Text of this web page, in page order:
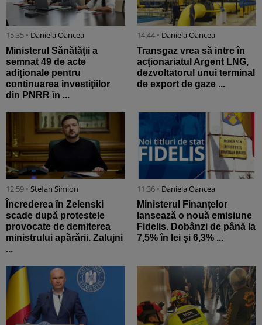
15:35 • Daniela Oancea
Ministerul Sănătăţii a
semnat 49 de acte
adiţionale pentru
continuarea investiţiilor
din PNRR în ...
14:44 • Daniela Oancea
Transgaz vrea să intre în
acţionariatul Argent LNG,
dezvoltatorul unui terminal
de export de gaze ...
12:59 • Stefan Simion
Încrederea în Zelenski
scade după protestele
provocate de demiterea
ministrului apărării. Zalujni
...
11:36 • Daniela Oancea
Ministerul Finanțelor
lansează o nouă emisiune
Fidelis. Dobânzi de până la
7,5% în lei și 6,3% ...